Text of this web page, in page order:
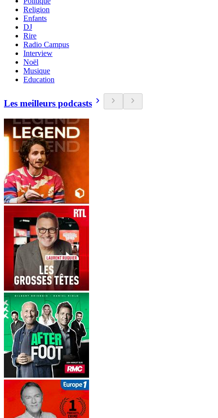
Religion
Enfants
DJ
Rire
Radio Campus
Interview
Noël
Musique
Education
Les meilleurs podcasts